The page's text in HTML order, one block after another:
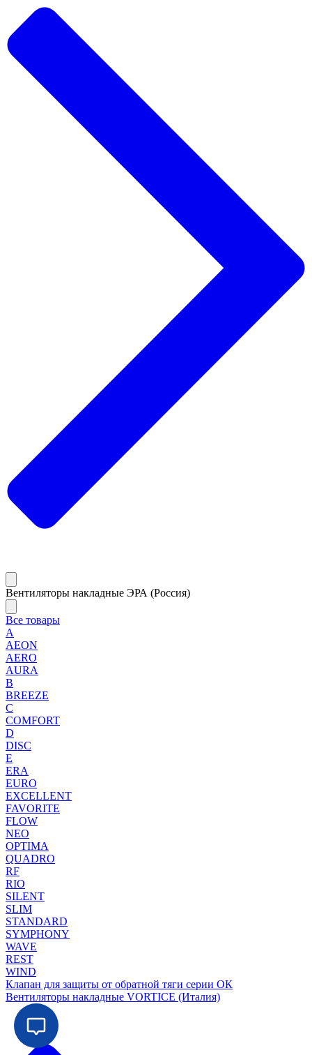
Вентиляторы накладные ЭРА (Россия)
Все товары
A
AEON
AERO
AURA
B
BREEZE
C
COMFORT
D
DISC
E
ERA
EURO
EXCELLENT
FAVORITE
FLOW
NEO
OPTIMA
QUADRO
RF
RIO
SILENT
SLIM
STANDARD
SYMPHONY
WAVE
REST
WIND
Клапан для защиты от обратной тяги серии ОК
Вентиляторы накладные VORTICE (Италия)